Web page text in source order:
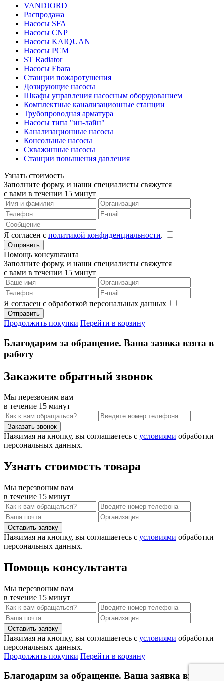
VANDJORD
Распродажа
Насосы SFA
Насосы CNP
Насосы KAIQUAN
Насосы PCM
ST Radiator
Насосы Ebara
Станции пожаротушения
Дозирующие насосы
Шкафы управления насосным оборудованием
Комплектные канализационные станции
Трубопроводная арматура
Насосы типа "ин-лайн"
Канализационные насосы
Консольные насосы
Скважинные насосы
Станции повышения давления
Узнать стоимость
Заполните форму, и наши специалисты свяжутся
с вами в течении 15 минут
Я согласен с политикой конфиденциальности.
Помощь консультанта
Заполните форму, и наши специалисты свяжутся
с вами в течении 15 минут
Я согласен с обработкой персональных данных
Продолжить покупки Перейти в корзину
Благодарим за обращение. Ваша заявка взята в
работу
Закажите обратный звонок
Мы перезвоним вам
в течение 15 минут
Нажимая на кнопку, вы соглашаетесь с условиями обработки
персональных данных.
Узнать стоимость товара
Мы перезвоним вам
в течение 15 минут
Нажимая на кнопку, вы соглашаетесь с условиями обработки
персональных данных.
Помощь консультанта
Мы перезвоним вам
в течение 15 минут
Нажимая на кнопку, вы соглашаетесь с условиями обработки
персональных данных.
Продолжить покупки Перейти в корзину
Благодарим за обращение. Ваша заявка взята в